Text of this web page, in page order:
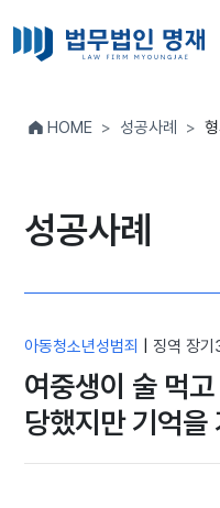
HOME 성공사례
성공사례
아동청소년성범죄 징역 장
여중생이 술 먹
당했지만 기억을